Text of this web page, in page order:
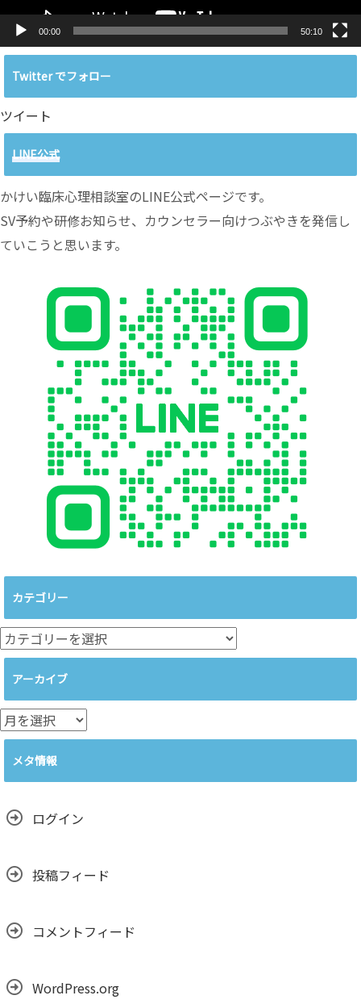
00:00 50:10
Twitter でフォロー
ツイート
LINE公式
かけい臨床心理相談室のLINE公式ページです。
SV予約や研修お知らせ、カウンセラー向けつぶやきを発信し
ていこうと思います。
カテゴリー
カ
テ
リ
ー
アーカイブ
ア
ー
イ
メタ情報
ログイン
投稿フィード
コメントフィード
WordPress.org